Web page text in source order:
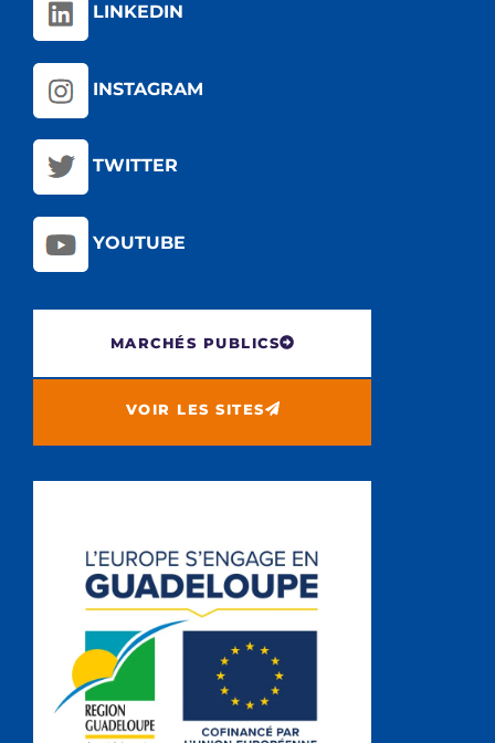
LINKEDIN
INSTAGRAM
TWITTER
YOUTUBE
MARCHÉS PUBLICS
VOIR LES SITES